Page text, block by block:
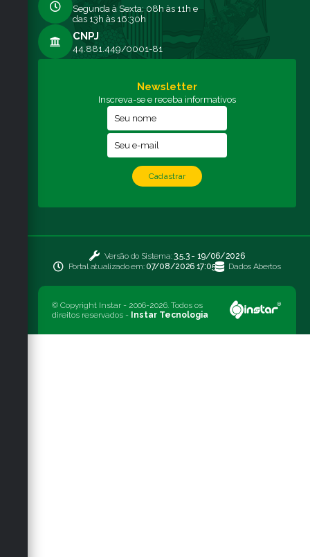
Segunda à Sexta: 08h às 11h e
das 13h às 16:30h
CNPJ
44.881.449/0001-81
Newsletter
Inscreva-se e receba informativos
Cadastrar
Versão do Sistema:3.5.3 - 19/06/2026
Portal atualizado em: 07/08/2026 17:05 Dados Abertos
© Copyright Instar - 2006-2026. Todos os
direitos reservados - Instar Tecnologia